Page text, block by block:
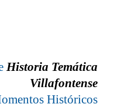
Historia Temática
Villafontense
Históricos